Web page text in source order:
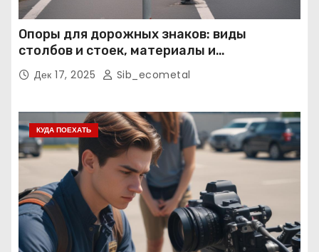
Опоры для дорожных знаков: виды
столбов и стоек, материалы и
нормативные требования
Дек 17, 2025 Sib_ecometal
КУДА ПОЕХАТЬ